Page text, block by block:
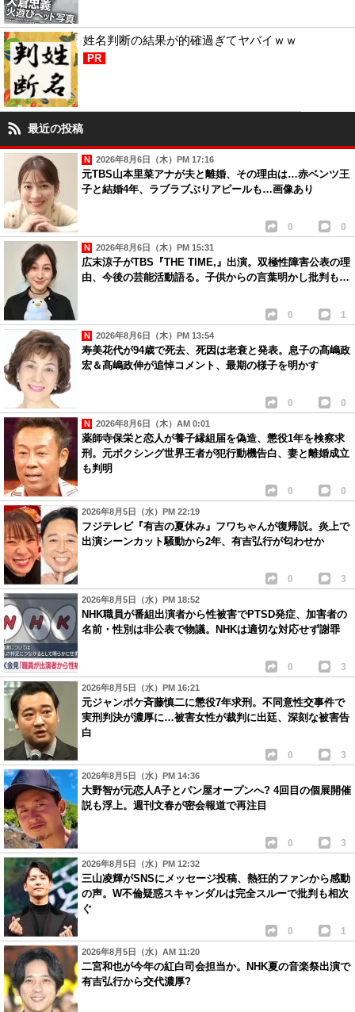
姓名判断の結果が的確過ぎてヤバイｗｗ
PR
最近の投稿
2026年8月6日（木）PM 17:16
元TBS山本里菜アナが夫と離婚、その理由は…赤ベンツ王
子と結婚4年、ラブラブぶりアピールも…画像あり
0 0
2026年8月6日（木）PM 15:31
広末涼子がTBS『THE TIME,』出演。双極性障害公表の理
由、今後の芸能活動語る。子供からの言葉明かし批判も…
0 1
2026年8月6日（木）PM 13:54
寿美花代が94歳で死去、死因は老衰と発表。息子の髙嶋政
宏＆髙嶋政伸が追悼コメント、最期の様子を明かす
0 0
2026年8月6日（木）AM 0:01
薬師寺保栄と恋人が養子縁組届を偽造、懲役1年を検察求
刑。元ボクシング世界王者が犯行動機告白、妻と離婚成立
も判明
0 0
2026年8月5日（水）PM 22:19
フジテレビ『有吉の夏休み』フワちゃんが復帰説。炎上で
出演シーンカット騒動から2年、有吉弘行が匂わせか
0 3
2026年8月5日（水）PM 18:52
NHK職員が番組出演者から性被害でPTSD発症、加害者の
名前・性別は非公表で物議。NHKは適切な対応せず謝罪
0 3
2026年8月5日（水）PM 16:21
元ジャンポケ斉藤慎二に懲役7年求刑。不同意性交事件で
実刑判決が濃厚に…被害女性が裁判に出廷、深刻な被害告
白
0 3
2026年8月5日（水）PM 14:36
大野智が元恋人A子とパン屋オープンへ? 4回目の個展開催
説も浮上。週刊文春が密会報道で再注目
0 3
2026年8月5日（水）PM 12:32
三山凌輝がSNSにメッセージ投稿、熱狂的ファンから感動
の声。W不倫疑惑スキャンダルは完全スルーで批判も相次
ぐ
0 1
2026年8月5日（水）AM 11:20
二宮和也が今年の紅白司会担当か。NHK夏の音楽祭出演で
有吉弘行から交代濃厚?